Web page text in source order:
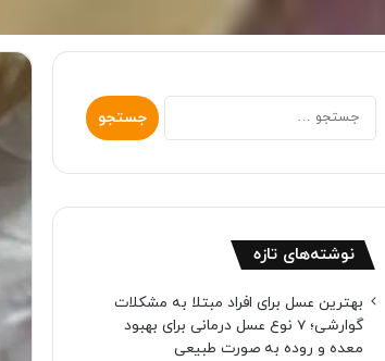
جستجو
برای:
نوشته‌های تازه
بهترین عسل برای افراد مبتلا به مشکلات
گوارشی؛ 7 نوع عسل درمانی برای بهبود
معده و روده به صورت طبیعی